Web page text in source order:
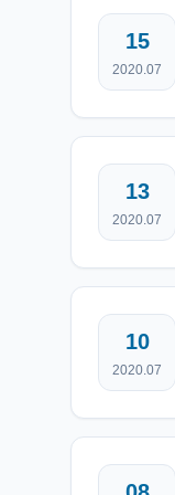
15
2020.07
13
2020.07
10
2020.07